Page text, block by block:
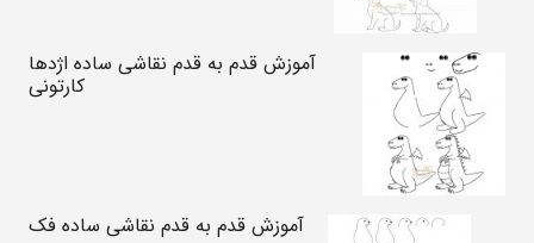
آموزش قدم به قدم نقاشی ساده اژدها
کارتونی
آموزش قدم به قدم نقاشی ساده فک